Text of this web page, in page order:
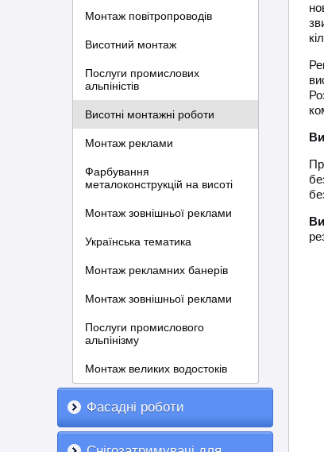
Монтаж повітропроводів
Висотний монтаж
Послуги промислових
альпіністів
Висотні монтажні роботи
Монтаж реклами
Фарбування
металоконструкцій на висоті
Монтаж зовнішньої реклами
Українська тематика
Монтаж рекламних банерів
Монтаж зовнішньої реклами
Послуги промислового
альпінізму
Монтаж великих водостоків
Фасадні роботи